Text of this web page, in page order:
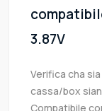
3.87V
Verifica cha
cassa/box
Compatibile